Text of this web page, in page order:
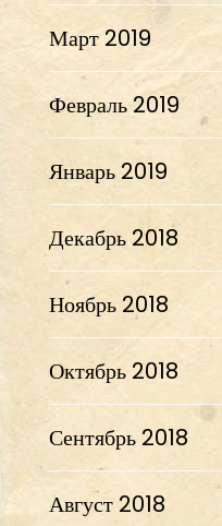
Март 2019
Февраль 2019
Январь 2019
Декабрь 2018
Ноябрь 2018
Октябрь 2018
Сентябрь 2018
Август 2018